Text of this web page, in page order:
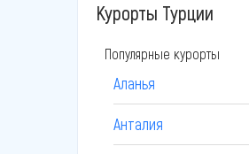
Курорты Турции
Популярные курорты
Аланья
Анталия